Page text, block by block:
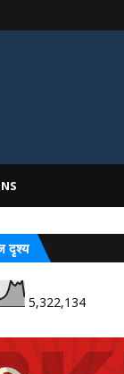
दृश्य
5,322,134